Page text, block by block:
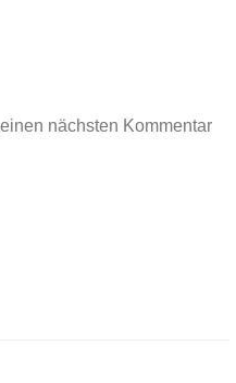
nächsten Kommentar